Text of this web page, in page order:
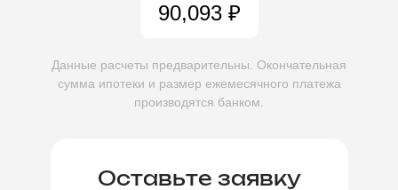
90,093₽
Данные расчеты предварительны. Окончательная
сумма ипотеки и размер ежемесячного платежа
производятся банком.
Оставьте заявку